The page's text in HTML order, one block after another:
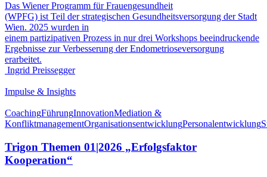
Das Wiener Programm für Frauengesundheit
(WPFG) ist Teil der strategischen Gesundheitsversorgung der Stadt
Wien. 2025 wurden in
einem partizipativen Prozess in nur drei Workshops beeindruckende
Ergebnisse zur Verbesserung der Endometrioseversorgung
erarbeitet.
Ingrid Preissegger
Impulse & Insights
CoachingFührungInnovationMediation &
KonfliktmanagementOrganisationsentwicklungPersonalentwicklung
Trigon Themen 01|2026 „Erfolgsfaktor
Kooperation“